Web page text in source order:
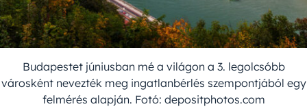
Budapestet júniusban mé a világon a 3. legolcsóbb
városként nevezték meg ingatlanbérlés szempontjából egy
felmérés alapján. Fotó: depositphotos.com